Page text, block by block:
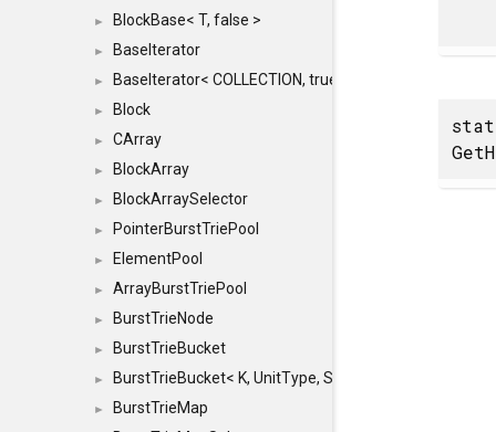
► BlockBase< T, false >
► BaseIterator
► BaseIterator< COLLECTION, true >
► Block
► CArray
► BlockArray
► BlockArraySelector
► PointerBurstTriePool
► ElementPool
► ArrayBurstTriePool
► BurstTrieNode
► BurstTrieBucket
► BurstTrieBucket< K, UnitType, SIZE >
►
BurstTrieMap